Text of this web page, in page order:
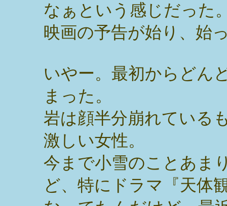
なぁという感じだった
映画の予告が始り、始
いやー。最初からどん
まった。
岩は顔半分崩れている
激しい女性。
今まで小雪のことあま
ど、特にドラマ『天体